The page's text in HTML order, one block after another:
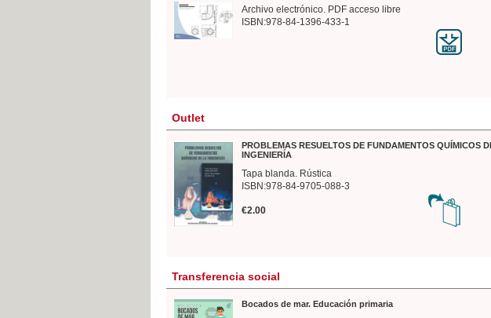
Archivo electrónico. PDF acceso libre
ISBN:978-84-1396-433-1
Outlet
PROBLEMAS RESUELTOS DE FUNDAMENTOS QUÍMICOS
INGENIERÍA
Tapa blanda. Rústica
ISBN:978-84-9705-088-3
€2.00
Transferencia social
Bocados de mar. Educación primaria